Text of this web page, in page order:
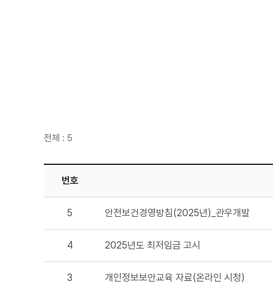
전체 : 5
번호
5 안전보건경영방침(2025년)_관우개발
4 2025년도 최저임금 고시
3 개인정보보안교육 자료(온라인 시청)